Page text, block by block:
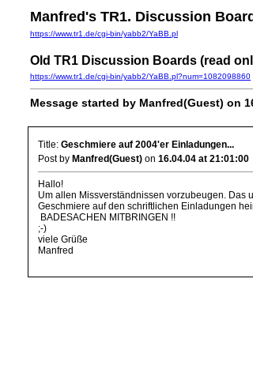
Manfred's TR1. Discussion
https://www.tr1.de/cgi-bin/yabb2/YaBB.pl
Old TR1 Discussion Boards (read
https://www.tr1.de/cgi-bin/yabb2/YaBB.pl?num=1082098860
Message started by Manfred(Guest) on
Title: Geschmiere auf 2004'er Einladungen...
Post by Manfred(Guest) on 16.04.04 at 21:01:00
Hallo!
Um allen Missverständnissen vorzubeugen. Das
Geschmiere auf den schriftlichen Einladungen
BADESACHEN MITBRINGEN !!
;-)
viele Grüße
Manfred